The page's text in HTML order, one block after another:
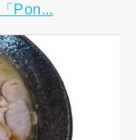
Pon...